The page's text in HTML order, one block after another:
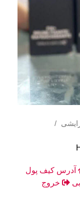
آدرس کیف پول
خروج